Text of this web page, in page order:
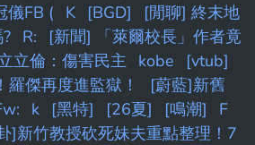
儀FB ( K [BGD]
[閒聊] 終末地
R:
[新聞] 「萊爾校長」作者竟
立倫：傷害民主
kobe
[vtub]
羅傑再度進監獄！
[蔚藍]新舊
k [黑特] [26夏] [鳴潮]
F
]新竹教授砍死妹夫重點整理！7